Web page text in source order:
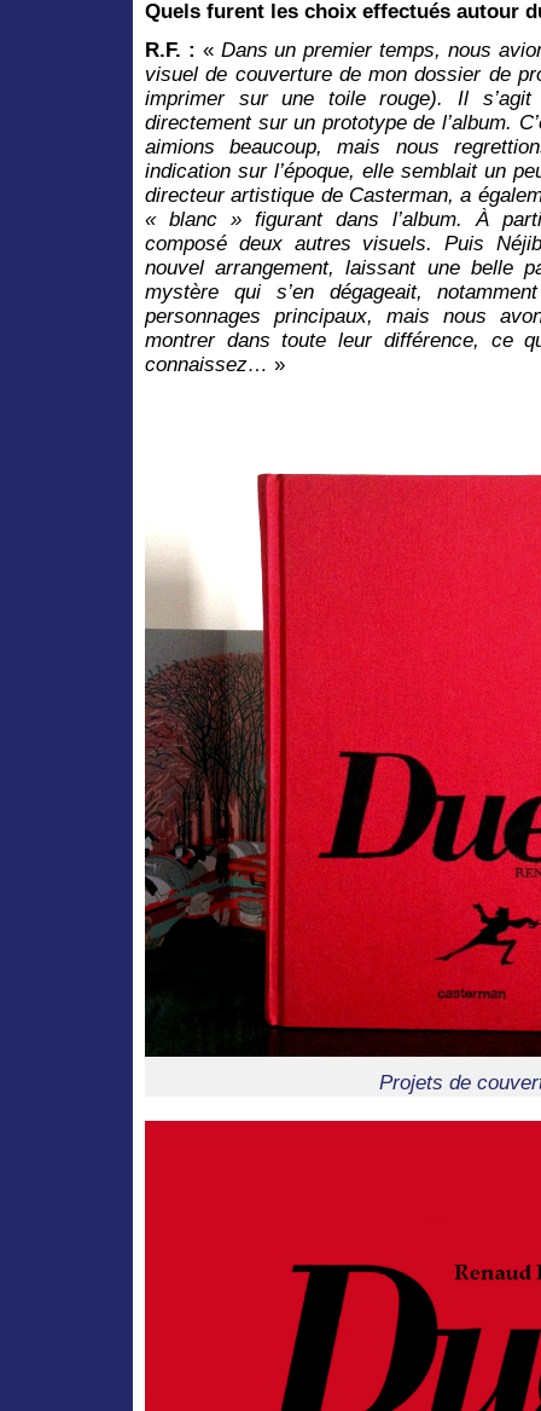
Quels furent les choix effectués autour
R.F. : « Dans un premier temps, nous
visuel de couverture de mon dossier de
imprimer sur une toile rouge). Il s’agit
directement sur un prototype de l’album.
aimions beaucoup, mais nous
indication sur l’époque, elle semblait un
directeur artistique de Casterman, a
« blanc » figurant dans l’album. À
composé deux autres visuels. Puis
nouvel arrangement, laissant une belle
mystère qui s’en dégageait,
personnages principaux, mais nous
montrer dans toute leur différence, ce
connaissez… »
Projets de